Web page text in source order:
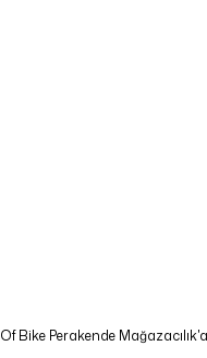
Bike Perakende